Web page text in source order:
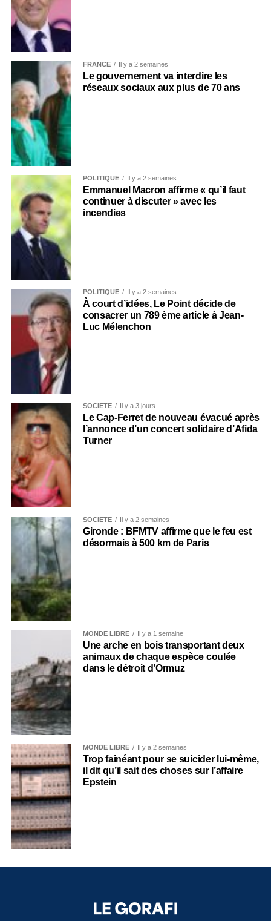
FRANCE Il y a 2 semaines
Le gouvernement va interdire les
réseaux sociaux aux plus de 70 ans
POLITIQUE Il y a 2 semaines
Emmanuel Macron affirme « qu’il faut
continuer à discuter » avec les
incendies
POLITIQUE Il y a 2 semaines
À court d’idées, Le Point décide de
consacrer un 789 ème article à Jean-
Luc Mélenchon
SOCIÉTÉ Il y a 3 jours
Le Cap-Ferret de nouveau évacué après
l’annonce d’un concert solidaire d’Afida
Turner
SOCIÉTÉ Il y a 2 semaines
Gironde : BFMTV affirme que le feu est
désormais à 500 km de Paris
MONDE LIBRE Il y a 1 semaine
Une arche en bois transportant deux
animaux de chaque espèce coulée
dans le détroit d’Ormuz
MONDE LIBRE Il y a 2 semaines
Trop fainéant pour se suicider lui-même,
il dit qu’il sait des choses sur l’affaire
Epstein